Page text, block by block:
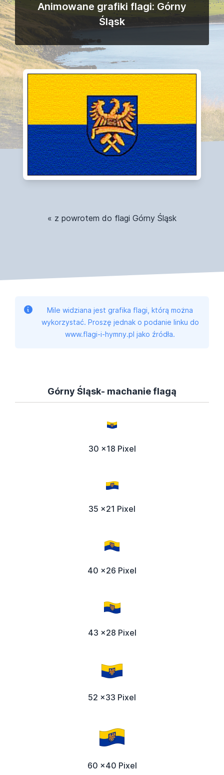
Animowane grafiki flagi: Górny
Śląsk
« z powrotem do flagi Górny Śląsk
Mile widziana jest grafika flagi, którą można
wykorzystać. Proszę jednak o podanie linku do
www.flagi-i-hymny.pl jako źródła.
Górny Śląsk- machanie flagą
30 x18 Pixel
35 x21 Pixel
40 x26 Pixel
43 x28 Pixel
52 x33 Pixel
60 x40 Pixel